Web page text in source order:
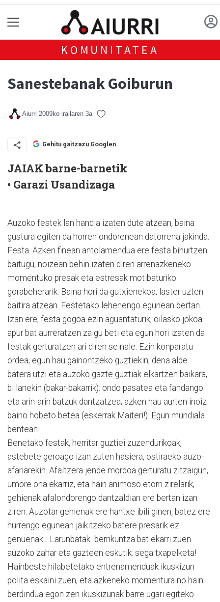
KOMUNITATEA
Sanestebanak Goiburun
Aiurri 2009ko irailaren 3a
Gehitu gaitzazu Googlen
JAIAK barne-barnetik
• Garazi Usandizaga
Auzoko festek lan handia izaten dute atzean, baina
gustura egiten da horren ondorenean datorrena jakinda.
Festa. Azken finean antolamendua ere festa bihurtzen
baitugu, noizean behin izaten diren arrenazkeneko
momentuko presak eta estresak motibaturiko
gorabeherarik. Baina hori da gutxienekoa, laster uzten
baitira atzean. Festetako lehenengo egunean bertan.
Izan ere, festa gogoa ezin aguantaturik, oilasko jokoa
apur bat aurreratzen zaigu beti eta egun hori izaten da
festak gerturatzen ari diren seinale. Ezin konparatu
ordea, egun hau gainontzeko guztiekin, dena alde
batera utzi eta auzoko gazte guztiak elkartzen baikara,
bi lanekin (bakar-bakarrik): ondo pasatea eta fandango
eta arin-arin batzuk dantzatzea; azken hau aurten inoiz
baino hobeto betea (eskerrak Maiteri!). Egun mundiala
bentean!
Benetako festak, herritar guztiei zuzendurikoak,
astebete geroago izan zuten hasiera, ostiraeko auzo-
afariarekin. Afaltzera jende mordoa gerturatu zitzaigun,
umore ona ekarriz, eta hain animoso etorri zirelarik,
gehienak afalondorengo dantzaldian ere bertan izan
ziren. Auzotar gehienak ere hantxe ibili ginen, batez ere
hurrengo egunean jaikitzeko batere presarik ez
genuenak... Larunbatak berrikuntza bat ekarri zuen
auzoko zahar eta gazteen eskutik: sega txapelketa!
Hainbeste hilabetetako entrenamenduak ikuskizun
polita eskaini zuen, eta azkeneko momenturaino hain
berdindua egon zen ikuskizunak barre ugari egiteko